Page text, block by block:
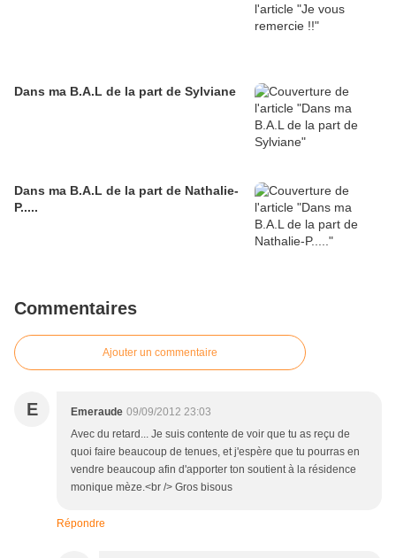
Dans ma B.A.L de la part de Sylviane
Dans ma B.A.L de la part de Nathalie-
P.....
Commentaires
Ajouter un commentaire
E Emeraude 09/09/2012 23:03
Avec du retard... Je suis contente de voir que tu as reçu de
quoi faire beaucoup de tenues, et j'espère que tu pourras en
vendre beaucoup afin d'apporter ton soutient à la résidence
monique mèze.<br /> Gros bisous
Répondre